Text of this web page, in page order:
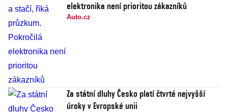
elektronika není prioritou zákazníků
Auto.cz
Za státní dluhy Česko platí čtvrté nejvyšší
úroky v Evropské unii